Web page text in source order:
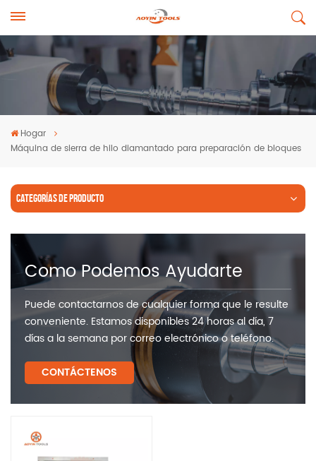
Hogar
Máquina de sierra de hilo diamantado para preparación de bloques
CATEGORÍAS DE PRODUCTO
Como Podemos Ayudarte
Puede contactarnos de cualquier forma que le resulte
conveniente. Estamos disponibles 24 horas al día, 7
días a la semana por correo electrónico o teléfono.
CONTÁCTENOS